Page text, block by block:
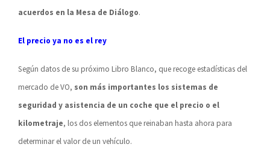
acuerdos en la Mesa de Diálogo.
El precio ya no es el rey
Según datos de su próximo Libro Blanco, que recoge estadísticas del
mercado de VO, son más importantes los sistemas de
seguridad y asistencia de un coche que el precio o el
kilometraje, los dos elementos que reinaban hasta ahora para
determinar el valor de un vehículo.